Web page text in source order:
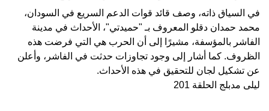
في السياق ذاته، وصف قائد قوات الدعم السريع في السودان،
محمد حمدان دقلو المعروف بـ "حميدتي"، الأحداث في مدينة
الفاشر بالمؤسفة، مشيرًا إلى أن الحرب هي التي فرضت هذه
الظروف. كما أشار إلى وجود تجاوزات حدثت في الفاشر، وأعلن
عن تشكيل لجان للتحقيق في هذه الأحداث.
ليلى مدبلج الحلقة 201